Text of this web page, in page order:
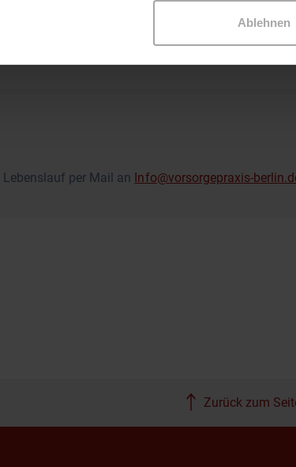
Ablehnen
und Innere Medizin
Lebenslauf per Mail an Info@vorsorgepraxis-
Zurück zum